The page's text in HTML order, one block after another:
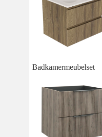
Badkamermeubelset